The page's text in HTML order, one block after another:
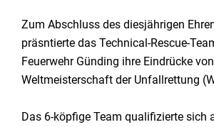
Zum Abschluss des diesjährigen
präsntierte das Technical-Rescue-
Feuerwehr Günding ihre Eindrücke
Weltmeisterschaft der Unfallrettung
Das 6-köpfige Team qualifizierte sich